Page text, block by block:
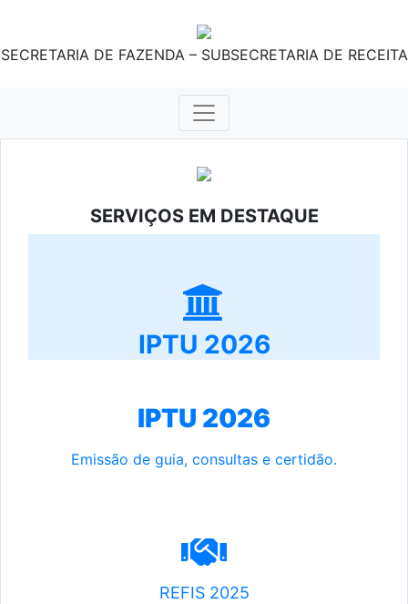
SECRETARIA DE FAZENDA – SUBSECRETARIA DE RECEITA
SERVIÇOS EM DESTAQUE
IPTU 2026
IPTU 2026
Emissão de guia, consultas e certidão.
REFIS 2025